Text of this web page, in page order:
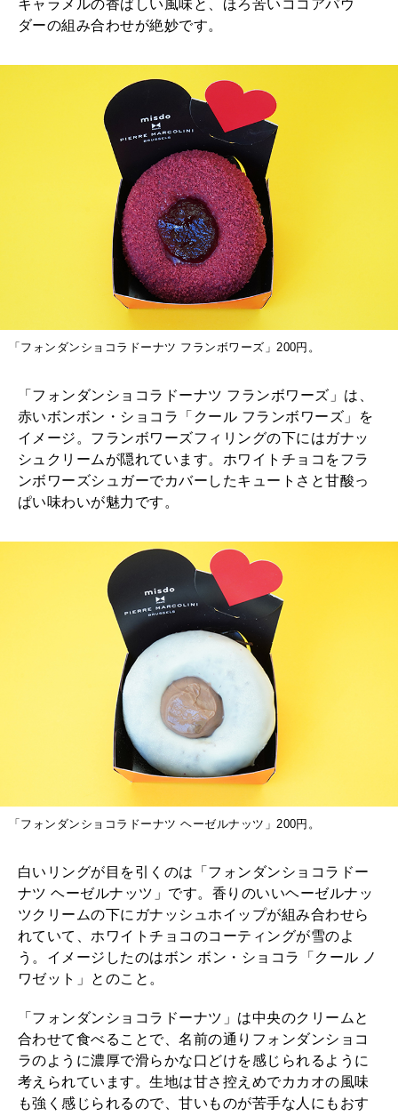
キャラメルの香ばしい風味と、ほろ苦いココアパウ
ダーの組み合わせが絶妙です。
「フォンダンショコラドーナツ フランボワーズ」200円。
「フォンダンショコラドーナツ フランボワーズ」は、
赤いボンボン・ショコラ「クール フランボワーズ」を
イメージ。フランボワーズフィリングの下にはガナッ
シュクリームが隠れています。ホワイトチョコをフラ
ンボワーズシュガーでカバーしたキュートさと甘酸っ
ぱい味わいが魅力です。
「フォンダンショコラドーナツ ヘーゼルナッツ」200円。
白いリングが目を引くのは「フォンダンショコラドー
ナツ ヘーゼルナッツ」です。香りのいいヘーゼルナッ
ツクリームの下にガナッシュホイップが組み合わせら
れていて、ホワイトチョコのコーティングが雪のよ
う。イメージしたのはボン ボン・ショコラ「クール ノ
ワゼット」とのこと。
「フォンダンショコラドーナツ」は中央のクリームと
合わせて食べることで、名前の通りフォンダンショコ
ラのように濃厚で滑らかな口どけを感じられるように
考えられています。生地は甘さ控えめでカカオの風味
も強く感じられるので、甘いものが苦手な人にもおす